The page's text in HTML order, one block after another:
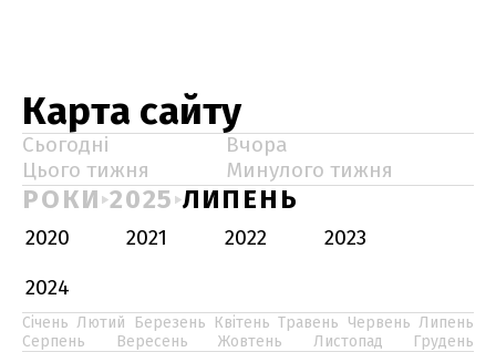
Карта сайту
Сьогодні
Вчора
Цього тижня
Минулого тижня
РОКИ 2025 ЛИПЕНЬ
2020 2021 2022
2023
2024
Січень Лютий Березень Квітень Травень Червень Липень
Серпень
Вересень Жовтень Листопад Грудень